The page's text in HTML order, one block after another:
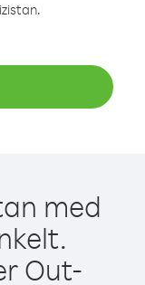
med
Out-